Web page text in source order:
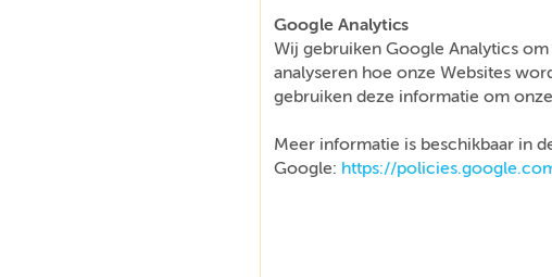
Google Analytics
Wij gebruiken Google Analytics
analyseren hoe onze Websites
gebruiken deze informatie om
Meer informatie is beschikbaar in
Google: https://